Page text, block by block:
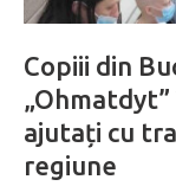
Copiii din
ajutați cu
regiune